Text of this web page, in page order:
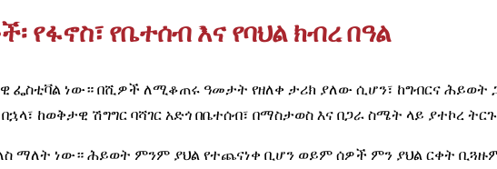
የፋኖስ፣ የቤተሰብ እና የባህል ክብረ በዓል
ነው። በሺዎች ለሚቆጠሩ ዓመታት የዘለቀ ታሪክ ያለው ሲሆን፣ ከግብርና ሕይወት
ከወቅታዊ ሽግግር ባሻገር አድጎ በቤተሰብ፣ በማስታወስ እና በጋራ ስሜት ላይ ያተኮረ
ነው። ሕይወት ምንም ያህል የተጨናነቀ ቢሆን ​​ወይም ሰዎች ምን ያህል ርቀት